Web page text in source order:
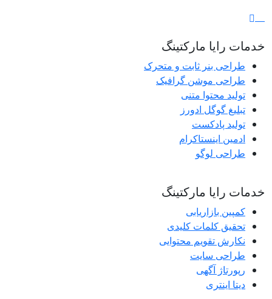
خدمات رایا مارکتینگ
طراحی بنر ثابت و متحرک
طراحی موشن گرافیک
تولید محتوا متنی
تبلیغ گوگل ادورز
تولید پادکست
ادمین اینستاکرام
طراحی لوگو
خدمات رایا مارکتینگ
کمپین بازاریابی
تحقیق کلمات کلیدی
نکارش تقویم محتوایی
طراحی سایت
رپورتاژ آگهی
دیتا اینتری